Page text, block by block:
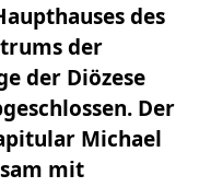
des
der
der Diözese
Der
Michael
mit